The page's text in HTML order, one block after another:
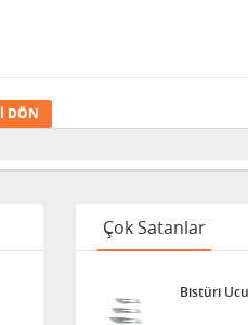
DÖN
Çok Satanlar
Bistüri Ucu